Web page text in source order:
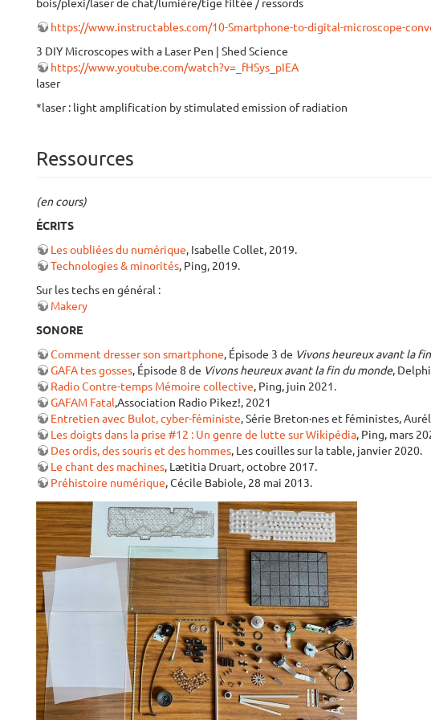
bois/plexi/laser de chat/lumière/tige filtée / ressords
https://www.instructables.com/10-Smartphone-to-digital-microscope-
3 DIY Microscopes with a Laser Pen | Shed Science
https://www.youtube.com/watch?v=_fHSys_pIEA
laser
*laser : light amplification by stimulated emission of radiation
Ressources
(en cours)
ÉCRITS
Les oubliées du numérique, Isabelle Collet, 2019.
Technologies & minorités, Ping, 2019.
Sur les techs en général :
Makery
SONORE
Comment dresser son smartphone, Épisode 3 de Vivons heureux avant la
GAFA tes gosses, Épisode 8 de Vivons heureux avant la fin du monde,
Radio Contre-temps Mémoire collective, Ping, juin 2021.
GAFAM Fatal,Association Radio Pikez!, 2021
Entretien avec Bulot, cyber-féministe, Série Breton·nes et féministes,
Les doigts dans la prise #12 : Un genre de lutte sur Wikipédia, Ping, mars
Des ordis, des souris et des hommes, Les couilles sur la table, janvier 2020.
Le chant des machines, Lætitia Druart, octobre 2017.
Préhistoire numérique, Cécile Babiole, 28 mai 2013.